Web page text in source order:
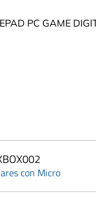
PC GAME
con Micro